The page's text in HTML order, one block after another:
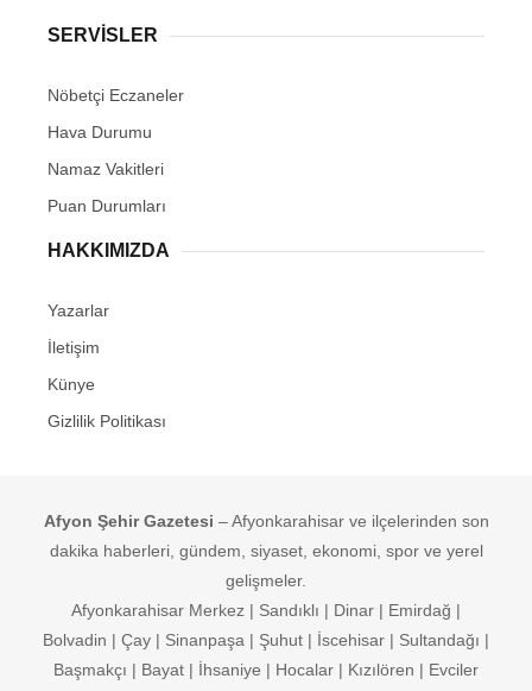
SERVİSLER
Nöbetçi Eczaneler
Hava Durumu
Namaz Vakitleri
Puan Durumları
HAKKIMIZDA
Yazarlar
İletişim
Künye
Gizlilik Politikası
Afyon Şehir Gazetesi – Afyonkarahisar ve ilçelerinden son
dakika haberleri, gündem, siyaset, ekonomi, spor ve yerel
gelişmeler.
Afyonkarahisar Merkez | Sandıklı | Dinar | Emirdağ |
Bolvadin | Çay | Sinanpaşa | Şuhut | İscehisar | Sultandağı |
Başmakçı | Bayat | İhsaniye | Hocalar | Kızılören | Evciler